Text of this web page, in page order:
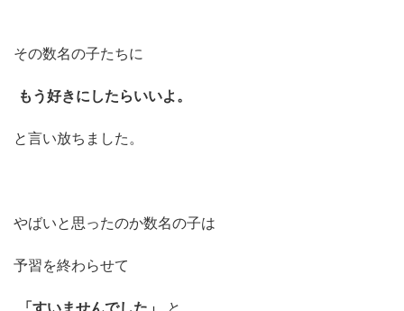
その数名の子たちに
もう好きにしたらいいよ。
と言い放ちました。
やばいと思ったのか数名の子は
予習を終わらせて